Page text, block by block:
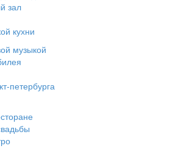
зал
кухни
музыкой
петербурга